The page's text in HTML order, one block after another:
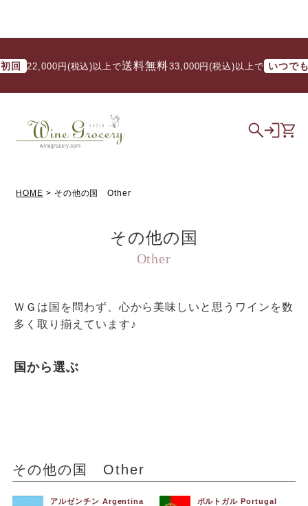
円(税込)以上で送料無料/ 33,000円(税込)以上で いつでも 送料
HOME その他の国 Other
その他の国
Other
ＷＧは国を問わず、心から美味しいと思うワインを数
多く取り揃えています♪
国から選ぶ
その他の国 Other
アルゼンチン Argentina ポルトガル Portugal